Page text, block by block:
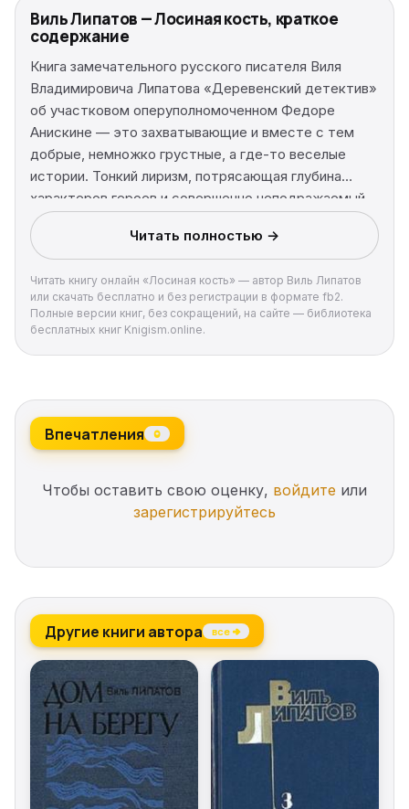
Виль Липатов — Лосиная кость, краткое
содержание
Книга замечательного русского писателя Виля
Владимировича Липатова «Деревенский детектив»
об участковом оперуполномоченном Федоре
Анискине — это захватывающие и вместе с тем
добрые, немножко грустные, а где-то веселые
истории. Тонкий лиризм, потрясающая глубина
характеров героев и совершенно неподражаемый
колоритный язык повествования заставляют читать
и перечитывать книгу снова и снова. А образ
Федора Анискина, воссозданный на киноэкране
блестящим актером Михаилом Жаровым в
одноименном фильме, помнит и любит не одно
поколение российских читателей.
Читать полностью →
Читать книгу онлайн «Лосиная кость» — автор Виль Липатов
или скачать бесплатно и без регистрации в формате fb2.
Полные версии книг, без сокращений, на сайте — библиотека
бесплатных книг Knigism.online.
Впечатления 0
Чтобы оставить свою оценку, войдите или
зарегистрируйтесь
Другие книги автора все →